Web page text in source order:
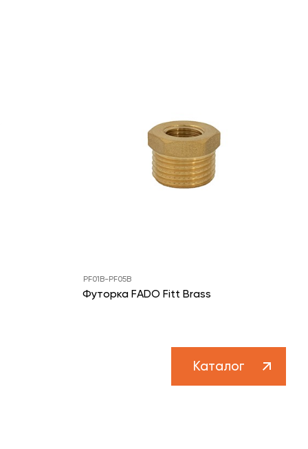
PF01B-PF05B
Футорка FADO Fitt Brass
Каталог